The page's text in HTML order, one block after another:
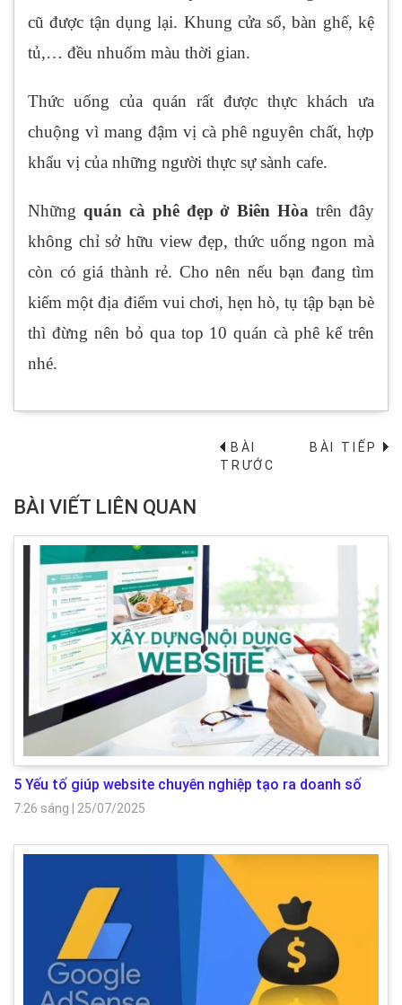
cũ được tận dụng lại. Khung cửa sổ, bàn ghế, kệ
tủ,… đều nhuốm màu thời gian.
Thức uống của quán rất được thực khách ưa
chuộng vì mang đậm vị cà phê nguyên chất, hợp
khẩu vị của những người thực sự sành cafe.
Những quán cà phê đẹp ở Biên Hòa trên đây
không chỉ sở hữu view đẹp, thức uống ngon mà
còn có giá thành rẻ. Cho nên nếu bạn đang tìm
kiếm một địa điểm vui chơi, hẹn hò, tụ tập bạn bè
thì đừng nên bỏ qua top 10 quán cà phê kể trên
nhé.
BÀI
TRƯỚC
BÀI TIẾP→
BÀI VIẾT LIÊN QUAN
5 Yếu tố giúp website chuyên nghiệp tạo ra doanh số
7:26 sáng 25/07/2025